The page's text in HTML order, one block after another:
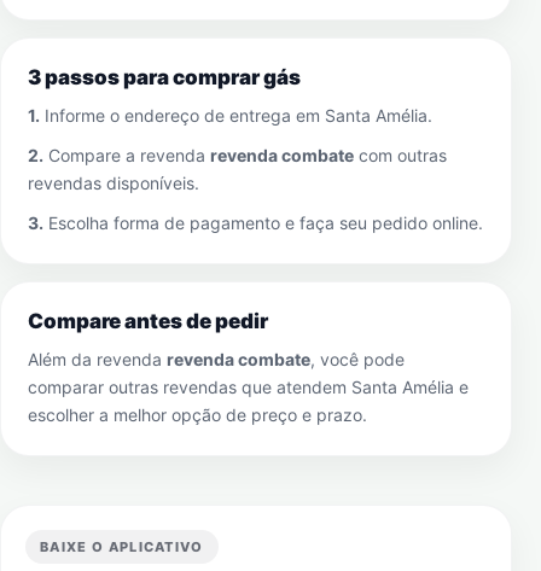
3 passos para comprar gás
1. Informe o endereço de entrega em Santa Amélia.
2. Compare a revenda revenda combate com outras
revendas disponíveis.
3. Escolha forma de pagamento e faça seu pedido online.
Compare antes de pedir
Além da revenda revenda combate, você pode
comparar outras revendas que atendem Santa Amélia e
escolher a melhor opção de preço e prazo.
BAIXE O APLICATIVO